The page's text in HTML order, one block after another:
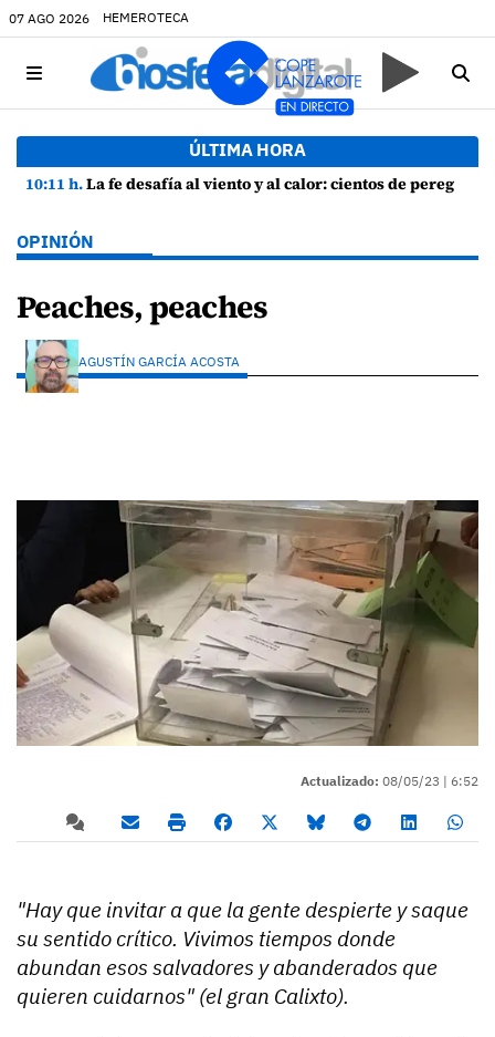
07 AGO 2026 HEMEROTECA
ÚLTIMA HORA
10:11 h.La fe desafía al viento y al calor: cientos de peregrinos arropan a la Virgen de las Nieves
OPINIÓN
Peaches, peaches
AGUSTÍN GARCÍA ACOSTA
Actualizado: 08/05/23 | 6:52
"Hay que invitar a que la gente despierte y saque
su sentido crítico. Vivimos tiempos donde
abundan esos salvadores y abanderados que
quieren cuidarnos" (el gran Calixto).